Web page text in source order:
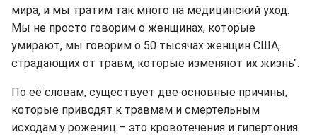
мира, и мы тратим так много на медицинский уход.
Мы не просто говорим о женщинах, которые
умирают, мы говорим о 50 тысячах женщин США,
страдающих от травм, которые изменяют их жизнь".
По её словам, существует две основные причины,
которые приводят к травмам и смертельным
исходам у рожениц – это кровотечения и гипертония.